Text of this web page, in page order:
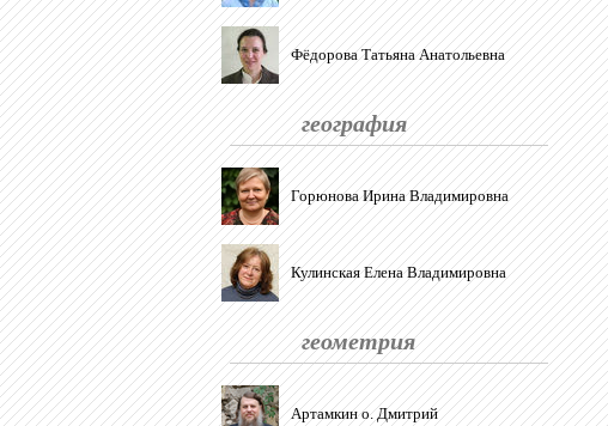
Фёдорова Татьяна Анатольевна
география
Горюнова Ирина Владимировна
Кулинская Елена Владимировна
геометрия
Артамкин о. Дмитрий